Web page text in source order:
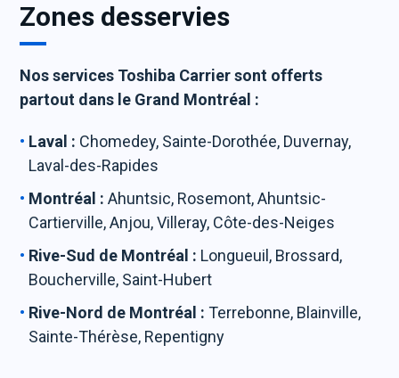
Zones desservies
Nos services Toshiba Carrier sont offerts
partout dans le Grand Montréal :
Laval : Chomedey, Sainte-Dorothée, Duvernay,
Laval-des-Rapides
Montréal : Ahuntsic, Rosemont, Ahuntsic-
Cartierville, Anjou, Villeray, Côte-des-Neiges
Rive-Sud de Montréal : Longueuil, Brossard,
Boucherville, Saint-Hubert
Rive-Nord de Montréal : Terrebonne, Blainville,
Sainte-Thérèse, Repentigny